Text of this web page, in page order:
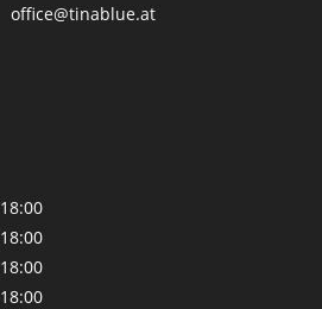
office@tinablue.at